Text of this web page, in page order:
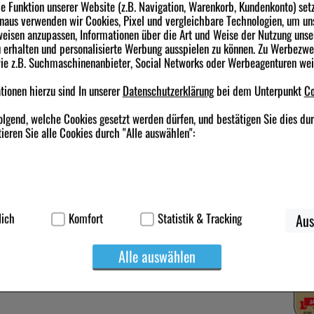
Funktion unserer Website (z.B. Navigation, Warenkorb, Kundenkonto)
verwenden wir Cookies, Pixel und vergleichbare Technologien, um
anzupassen, Informationen über die Art und Weise der Nutzung
und personalisierte Werbung ausspielen zu können. Zu
z.B. Suchmaschinenanbieter, Social Networks oder Werbeagenturen
hierzu sind In unsererDatenschutzerklärungbei dem Unterpunkt
welche Cookies gesetzt werden dürfen, und bestätigen Sie dies
Sie alle Cookies durch "Alle auswählen":
Kundenkonto), weshalb auf diese nicht verzichtet werden kann.
werden genutzt um das Einkaufserlebnis noch ansprechender zu
oder unsere Seite an bevorzugte Verhaltensweisen (z.B.
es uns auch auf Ihre Bedürfnisse zugeschrittene Inhalte anzuzeigen
Komfort Statistik & Tracking
Alle auswählen
Rechtliches
Impressum
Datenschutz
Widerrufsbelehrung
Barrierefreiheitserklärung
Newsletter anmelden & Vorteile
Ich möchte zukünftig über Trends,
Versandapotheke per E-Mail informiert
Folgen Sie uns